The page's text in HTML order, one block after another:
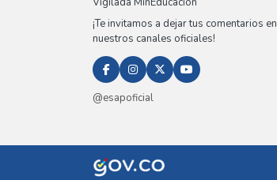
¡Te invitamos a dejar tus comentarios en
nuestros canales oficiales!
@esapoficial